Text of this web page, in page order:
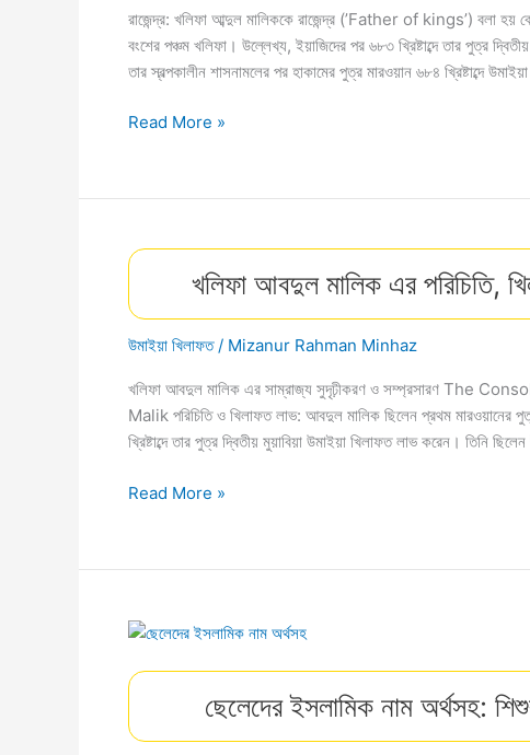
রাজেন্দ্র: খলিফা আব্দুল মালিককে রাজেন্দ্র (’Father of kings’) বলা হয়
বংশের পঞ্চম খলিফা। উল্লেখ্য, ইয়াজিদের পর ৬৮৩ খ্রিষ্টাব্দে তার পুত্র
তার স্বল্পকালীন শাসনামলের পর হাকামের পুত্র মারওয়ান ৬৮৪ খ্রিষ্টাব্দে
রাজেন্দ্র:
মালিককে
(’Father
kings’)
কেন?
Read More »
খলিফা আবদুল মালিক এর পরিচিতি,
উমাইয়া খিলাফত/ Mizanur Rahman Minhaz
খলিফা আবদুল মালিক এর সাম্রাজ্য সুদৃঢ়ীকরণ ও সম্প্রসারণ
Malik পরিচিতি ও খিলাফত লাভ: আবদুল মালিক ছিলেন প্রথম মারওয়ানের
খ্রিষ্টাব্দে তার পুত্র দ্বিতীয় মুয়াবিয়া উমাইয়া খিলাফত লাভ করেন। তিনি
খলিফা
এর
খিলাফত,
সুদৃঢ়ীকরণ
সম্প্রসারণ
Read More »
ছেলেদের ইসলামিক নাম অর্থসহ: